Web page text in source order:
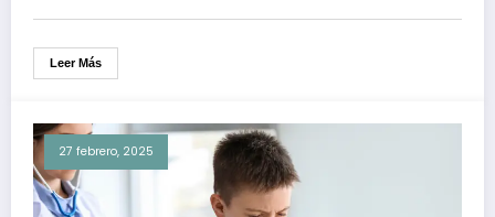
Leer Más
27 febrero, 2025